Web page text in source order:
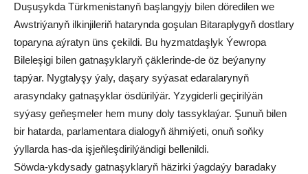
Duşuşykda Türkmenistanyň başlangyjy bilen döredilen we
Awstriýanyň ilkinjileriň hatarynda goşulan Bitaraplygyň dostlary
toparyna aýratyn üns çekildi. Bu hyzmatdaşlyk Ýewropa
Bileleşigi bilen gatnaşyklaryň çäklerinde-de öz beýanyny
tapýar. Nygtalyşy ýaly, daşary syýasat edaralarynyň
arasyndaky gatnaşyklar ösdürilýär. Yzygiderli geçirilýän
syýasy geňeşmeler hem muny doly tassyklaýar. Şunuň bilen
bir hatarda, parlamentara dialogyň ähmiýeti, onuň soňky
ýyllarda has-da işjeňleşdirilýändigi bellenildi.
Söwda-ykdysady gatnaşyklaryň häzirki ýagdaýy baradaky